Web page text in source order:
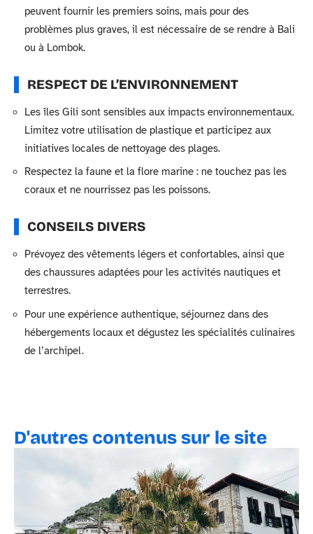
peuvent fournir les premiers soins, mais pour des
problèmes plus graves, il est nécessaire de se rendre à Bali
ou à Lombok.
RESPECT DE L’ENVIRONNEMENT
Les îles Gili sont sensibles aux impacts environnementaux.
Limitez votre utilisation de plastique et participez aux
initiatives locales de nettoyage des plages.
Respectez la faune et la flore marine : ne touchez pas les
coraux et ne nourrissez pas les poissons.
CONSEILS DIVERS
Prévoyez des vêtements légers et confortables, ainsi que
des chaussures adaptées pour les activités nautiques et
terrestres.
Pour une expérience authentique, séjournez dans des
hébergements locaux et dégustez les spécialités culinaires
de l’archipel.
D'autres contenus sur le site